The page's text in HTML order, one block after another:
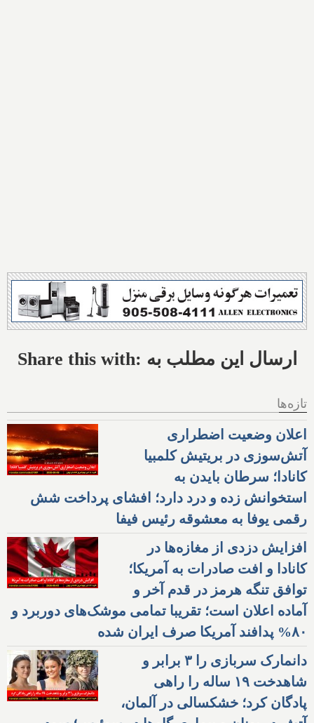
Share this with: ارسال این مطلب به
تازه‌ها
اعلان وضعیت اضطراری
آتش‌سوزی در بریتیش کلمبیا
کانادا؛ سرطان بایدن به
استخوانش زده و درد دارد؛ افشای پرداخت شش
رقمی یوفا به معشوقه رئیس فیفا
افزایش دزدی از مغازه‌ها در
کانادا و افت صادرات به آمریکا؛
توافق تنگه هرمز در قدم آخر و
آماده اعلان است؛ تقریبا تمامی موشک‌های دوربرد و
۸۰% پدافند آمریکا صرف ایران شده
دانمارک سربازی را ۳ برابر و
شاهدخت ۱۹ ساله را راهی
پادگان کرد؛ خشکسالی در آلمان،